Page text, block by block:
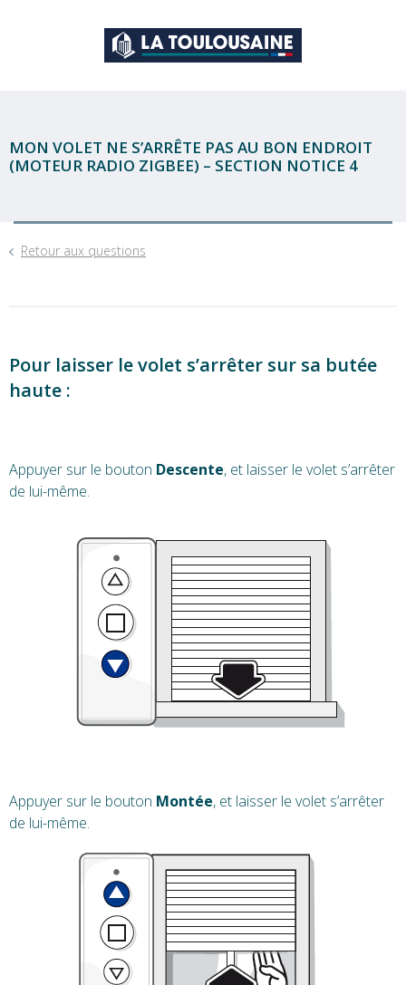
MON VOLET NE S’ARRÊTE PAS AU BON ENDROIT
(MOTEUR RADIO ZIGBEE) – SECTION NOTICE 4
Retour aux questions
Pour laisser le volet s’arrêter sur sa butée
haute :
Appuyer sur le bouton Descente, et laisser le volet s’arrêter
de lui-même.
Appuyer sur le bouton Montée, et laisser le volet s’arrêter
de lui-même.